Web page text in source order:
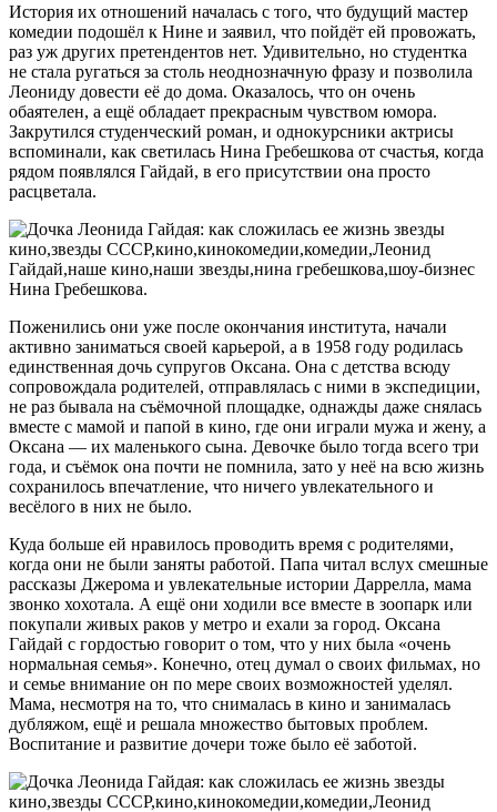
История их отношений началась с того, что будущий мастер
комедии подошёл к Нине и заявил, что пойдёт ей провожать,
раз уж других претендентов нет. Удивительно, но студентка
не стала ругаться за столь неоднозначную фразу и позволила
Леониду довести её до дома. Оказалось, что он очень
обаятелен, а ещё обладает прекрасным чувством юмора.
Закрутился студенческий роман, и однокурсники актрисы
вспоминали, как светилась Нина Гребешкова от счастья, когда
рядом появлялся Гайдай, в его присутствии она просто
расцветала.
Нина Гребешкова.
Поженились они уже после окончания института, начали
активно заниматься своей карьерой, а в 1958 году родилась
единственная дочь супругов Оксана. Она с детства всюду
сопровождала родителей, отправлялась с ними в экспедиции,
не раз бывала на съёмочной площадке, однажды даже снялась
вместе с мамой и папой в кино, где они играли мужа и жену, а
Оксана — их маленького сына. Девочке было тогда всего три
года, и съёмок она почти не помнила, зато у неё на всю жизнь
сохранилось впечатление, что ничего увлекательного и
весёлого в них не было.
Куда больше ей нравилось проводить время с родителями,
когда они не были заняты работой. Папа читал вслух смешные
рассказы Джерома и увлекательные истории Даррелла, мама
звонко хохотала. А ещё они ходили все вместе в зоопарк или
покупали живых раков у метро и ехали за город. Оксана
Гайдай с гордостью говорит о том, что у них была «очень
нормальная семья». Конечно, отец думал о своих фильмах, но
и семье внимание он по мере своих возможностей уделял.
Мама, несмотря на то, что снималась в кино и занималась
дубляжом, ещё и решала множество бытовых проблем.
Воспитание и развитие дочери тоже было её заботой.